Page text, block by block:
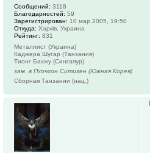
Сообщений: 3118
Благодарностей: 59
Зарегистрирован: 10 мар 2005, 19:50
Откуда: Харків, Украина
Рейтинг: 831
Металлист (Украина)
Каджера Шугар (Танзания)
Тионг Бахжу (Сингапур)
зам. в Пхочхон Ситизен (Южная Корея)
Сборная Танзании (нац.)